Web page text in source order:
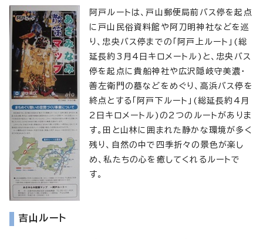
阿戸ルートは、戸山郵便局前バス停を起点
に戸山民俗資料館や阿刀明神社などを巡
り、忠央バス停までの「阿戸上ルート」(総
延長約3月4日キロメートル)と、忠央バス
停を起点に貴船神社や広沢隠岐守美濃・
善左衛門の墓などをめぐり、高浜バス停を
終点とする「阿戸下ルート」(総延長約4月
2日キロメートル)の2つのルートがありま
す。田と山林に囲まれた静かな環境が多く
残り、自然の中で四季折々の景色が楽し
め、私たちの心を癒してくれるルートで
す。
吉山ルート